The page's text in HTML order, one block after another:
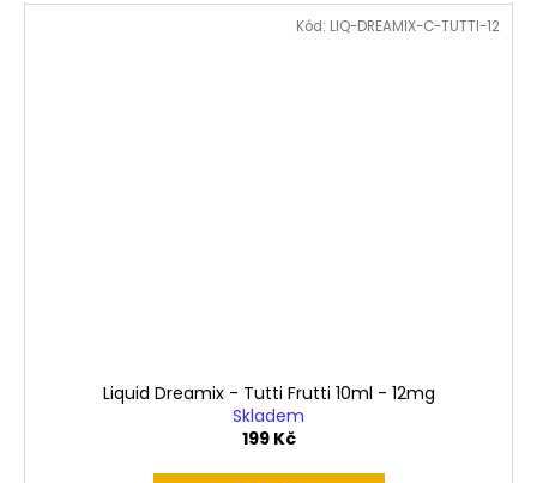
Liquid Dreamix - Tutti Frutti 10ml - 12mg
Skladem
199 Kč
Kód: LIQ-DREAMIX-C-TUTTI-12